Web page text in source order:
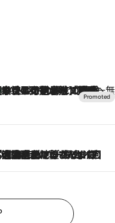
野リゾート】唯一無二。癒しと発見が待つ場所へ
2026.8.7
水浴】ヒノキの香りに包まれて涼感マックス！約13℃の湧水かけ流しを避暑地「星野温泉 トンボの湯」で体験
の勝手に再ブーム
客大盛上がりの“タオル回し”に、ラッパー顔負けの高速歌唱まで…さだまさし（74）のアグレッシブすぎる現在地